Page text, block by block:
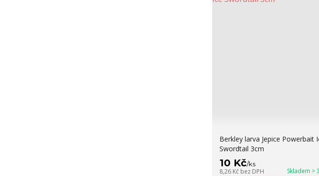
Berkley larva Jepice Powerbait
Swordtail 3cm
10 Kč/ks
8,26 Kč bez DPH Skladem >